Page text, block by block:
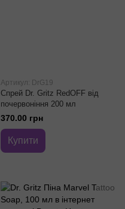
Артикул: DrG19
Спрей Dr. Gritz RedOFF від
почервоніння 200 мл
370.00 грн
Купити